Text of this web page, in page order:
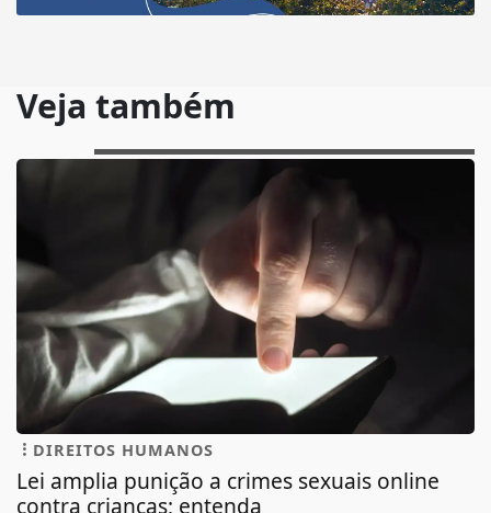
Veja também
DIREITOS HUMANOS
Lei amplia punição a crimes sexuais online
contra crianças; entenda